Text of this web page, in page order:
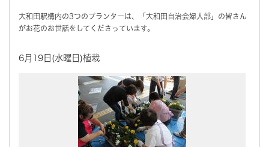
大和田駅構内の3つのプランターは、「大和田自治会婦人部」の皆さん
がお花のお世話をしてくださっています。
6月19日(水曜日)植栽